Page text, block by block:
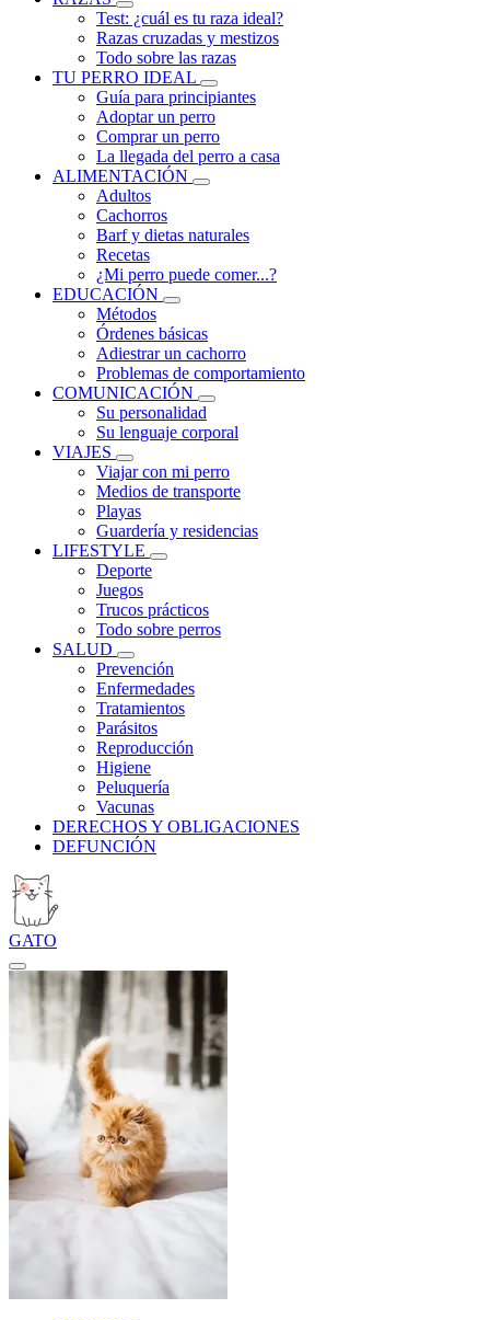
Test: ¿cuál es tu raza ideal?
Razas cruzadas y mestizos
Todo sobre las razas
TU PERRO IDEAL
Guía para principiantes
Adoptar un perro
Comprar un perro
La llegada del perro a casa
ALIMENTACIÓN
Adultos
Cachorros
Barf y dietas naturales
Recetas
¿Mi perro puede comer...?
EDUCACIÓN
Métodos
Órdenes básicas
Adiestrar un cachorro
Problemas de comportamiento
COMUNICACIÓN
Su personalidad
Su lenguaje corporal
VIAJES
Viajar con mi perro
Medios de transporte
Playas
Guardería y residencias
LIFESTYLE
Deporte
Juegos
Trucos prácticos
Todo sobre perros
SALUD
Prevención
Enfermedades
Tratamientos
Parásitos
Reproducción
Higiene
Peluquería
Vacunas
DERECHOS Y OBLIGACIONES
DEFUNCIÓN
GATO